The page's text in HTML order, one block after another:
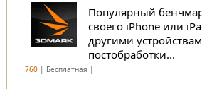
Популярный
своего iPhone или
другими
постобработки...
760| Бесплатная |